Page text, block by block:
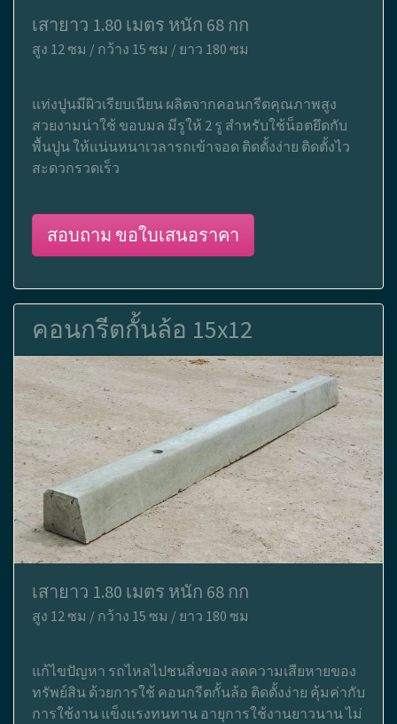
เสายาว 1.80 เมตร หนัก 68 กก
สูง 12 ซม / กว้าง 15 ซม / ยาว 180 ซม
แท่งปูนมีผิวเรียบเนียน ผลิตจากคอนกรีตคุณภาพสูง
สวยงามน่าใช้ ขอบมล มีรูให้ 2 รู สำหรับใช้น็อตยึดกับ
พื้นปูน ให้แน่นหนาเวลารถเข้าจอด ติดตั้งง่าย ติดตั้งไว
สะดวกรวดเร็ว
สอบถาม ขอใบเสนอราคา
คอนกรีตกั้นล้อ 15x12
เสายาว 1.80 เมตร หนัก 68 กก
สูง 12 ซม / กว้าง 15 ซม / ยาว 180 ซม
แก้ไขปัญหา รถไหลไปชนสิ่งของ ลดความเสียหายของ
ทรัพย์สิน ด้วยการใช้ คอนกรีตกั้นล้อ ติดตั้งง่าย คุ้มค่ากับ
การใช้งาน แข็งแรงทนทาน อายุการใช้งานยาวนาน ไม่